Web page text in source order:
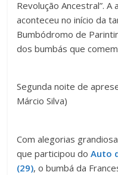
Revolução Ancestral”.
aconteceu no início da
Bumbódromo de
dos bumbás que
Segunda noite de
Márcio Silva)
Com alegorias
que participou doAuto
(29), o bumbá da